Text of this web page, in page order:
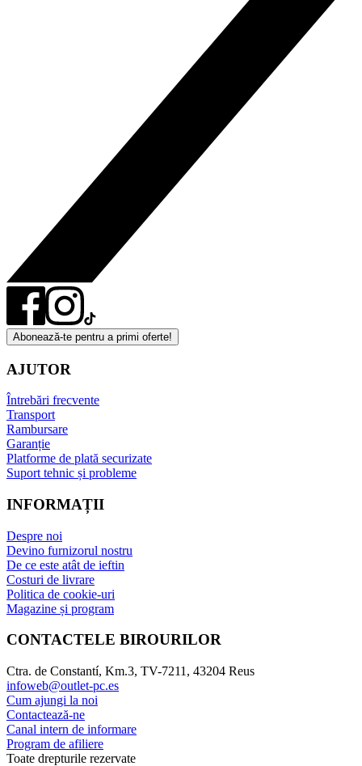
Abonează-te pentru a primi oferte!
AJUTOR
Întrebări frecvente
Transport
Rambursare
Garanție
Platforme de plată securizate
Suport tehnic și probleme
INFORMAȚII
Despre noi
Devino furnizorul nostru
De ce este atât de ieftin
Costuri de livrare
Politica de cookie-uri
Magazine și program
CONTACTELE BIROURILOR
Ctra. de Constantí, Km.3, TV-7211, 43204 Reus
infoweb@outlet-pc.es
Cum ajungi la noi
Contactează-ne
Canal intern de informare
Program de afiliere
Toate drepturile rezervate